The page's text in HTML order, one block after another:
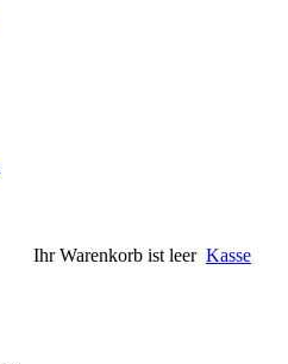
Ihr Warenkorb ist leer Kasse